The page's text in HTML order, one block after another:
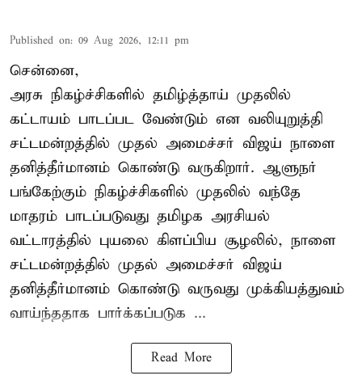
Published on: 09 Aug 2026, 12:11 pm
சென்னை,
அரசு நிகழ்ச்சிகளில் தமிழ்த்தாய் முதலில்
கட்டாயம் பாடப்பட வேண்டும் என வலியுறுத்தி
சட்டமன்றத்தில் முதல் அமைச்சர் விஜய் நாளை
தனித்தீர்மானம் கொண்டு வருகிறார். ஆளுநர்
பங்கேற்கும் நிகழ்ச்சிகளில் முதலில் வந்தே
மாதரம் பாடப்படுவது தமிழக அரசியல்
வட்டாரத்தில் புயலை கிளப்பிய சூழலில், நாளை
சட்டமன்றத்தில் முதல் அமைச்சர் விஜய்
தனித்தீர்மானம் கொண்டு வருவது முக்கியத்துவம்
வாய்ந்ததாக பார்க்கப்படுக ...
Read More